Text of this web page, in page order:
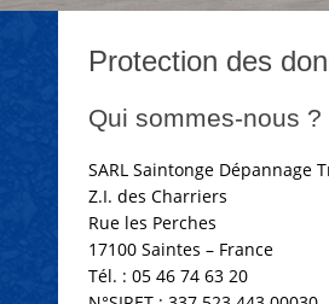
Protection des
Qui sommes-nous ?
SARL Saintonge Dépannage
Z.I. des Charriers
Rue les Perches
17100 Saintes – France
Tél. : 05 46 74 63 20